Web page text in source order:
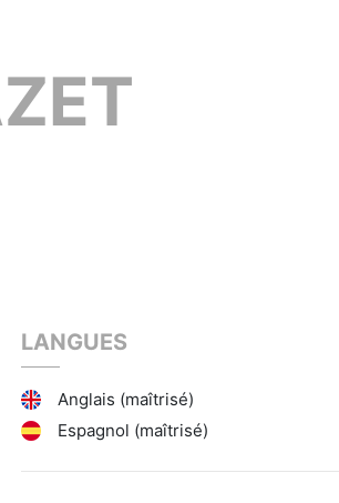
LANGUES
Anglais (maîtrisé)
Espagnol (maîtrisé)